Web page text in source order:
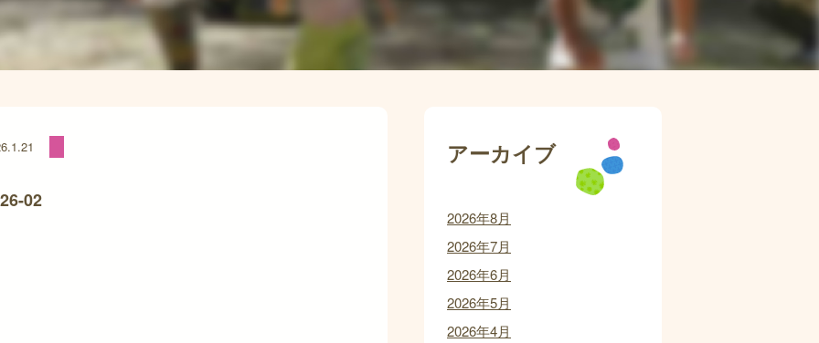
02
アーカイブ
2026年8月
2026年7月
2026年6月
2026年5月
2026年4月